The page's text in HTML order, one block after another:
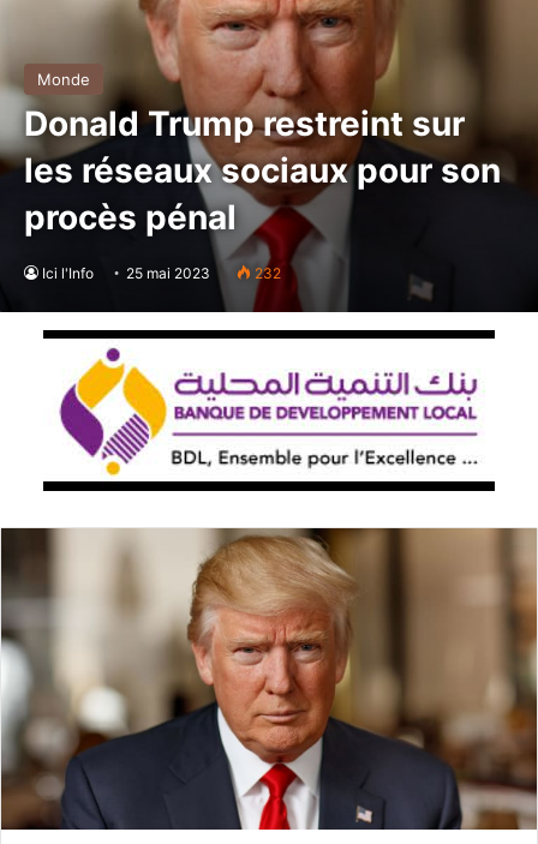
Monde
Donald Trump restreint sur
les réseaux sociaux pour son
procès pénal
Ici l'Info 25 mai 2023 232